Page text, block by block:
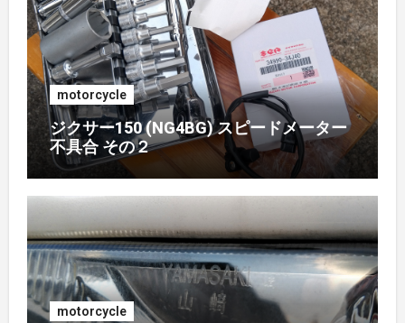
2018年4月 (1)
2017年7月 (2)
2017年4月 (1)
2017年3月
2017年2月
2017年1月 (1)
2016年10月 (1)
motorcycle
ジクサー150 (NG4BG) スピードメーター
不具合 その２
motorcycle